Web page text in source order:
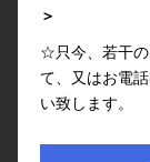
＞
☆只今、若干の
て、又はお電
い致します。